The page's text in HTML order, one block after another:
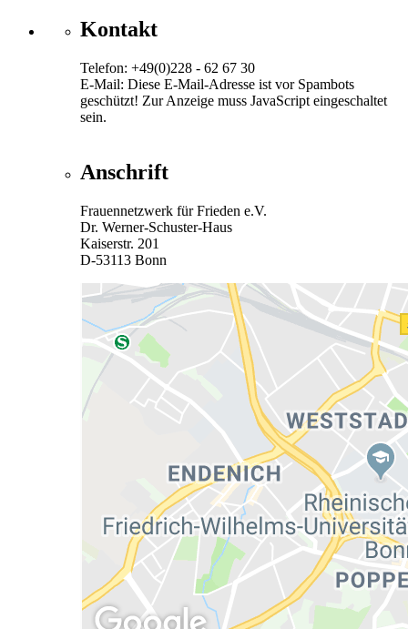
Kontakt
Telefon: +49(0)228 - 62 67 30
E-Mail: Diese E-Mail-Adresse ist vor Spambots
geschützt! Zur Anzeige muss JavaScript eingeschaltet
sein.
Anschrift
Frauennetzwerk für Frieden e.V.
Dr. Werner-Schuster-Haus
Kaiserstr. 201
D-53113 Bonn